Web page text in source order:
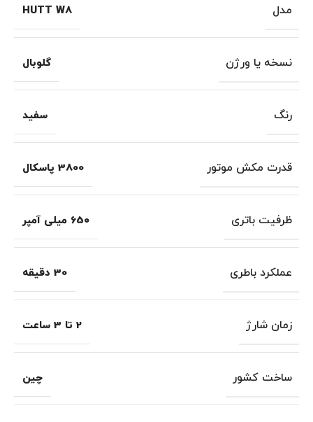
مدل HUTT W8
نسخه یا ورژن گلوبال
رنگ سفید
قدرت مکش موتور 3800 پاسکال
ظرفیت باتری 650 میلی آمپر
عملکرد باطری 30 دقیقه
زمان شارژ 2 تا 3 ساعت
ساخت کشور چین